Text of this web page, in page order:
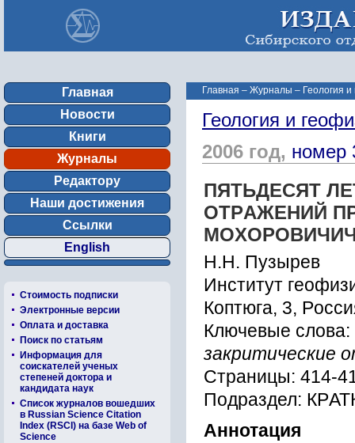
Главная
Новости
Книги
Журналы
Редактору
Наши достижения
Ссылки
English
Стоимость подписки
Электронные версии
Оплата и доставка
Поиск по статьям
Информация для
соискателей ученых
степеней доктора и
кандидата наук
Список журналов вошедших
в Russian Science Citation
Index (RSCI) на базе Web of
Science
Главная – Журналы – Геология
Геология и
2006 год, номер
ПЯТЬДЕCЯТ
ОТPАЖЕНИЙ
Н.Н. Пузырев
Инcтитут
Коптюга, 3,
Ключевые слова:
закpитичеcкие
Страницы: 414-
Подраздел:
Аннотация